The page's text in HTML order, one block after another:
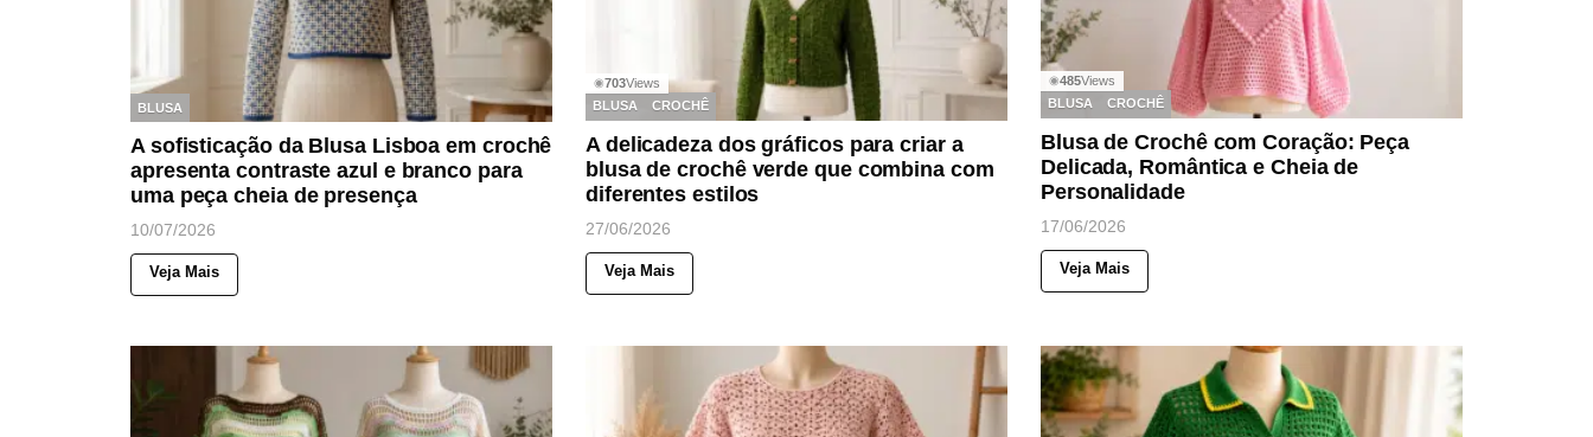
BLUSA
A sofisticação da Blusa Lisboa em crochê
apresenta contraste azul e branco para
uma peça cheia de presença
10/07/2026
Veja Mais
◉703Views
BLUSA
CROCHÊ
A delicadeza dos gráficos para criar a
blusa de crochê verde que combina com
diferentes estilos
27/06/2026
Veja Mais
◉485Views
BLUSA
CROCHÊ
Blusa de Crochê com Coração: Peça
Delicada, Romântica e Cheia de
Personalidade
17/06/2026
Veja Mais